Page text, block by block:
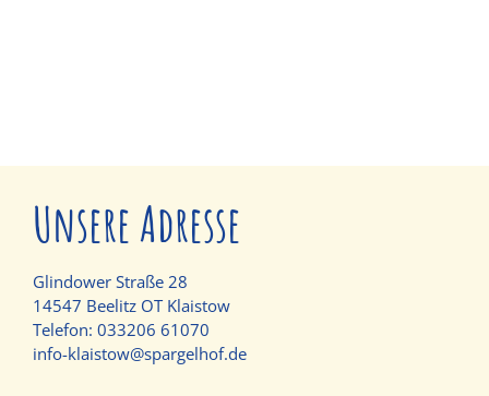
Unsere Adresse
Glindower Straße 28
14547 Beelitz OT Klaistow
Telefon: 033206 61070
info-klaistow@spargelhof.de